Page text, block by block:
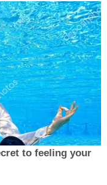
to feeling your